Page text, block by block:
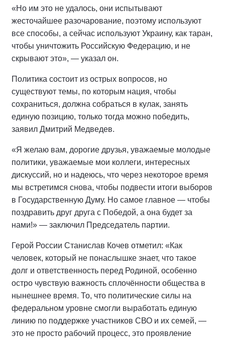
«Но им это не удалось, они испытывают
жесточайшее разочарование, поэтому используют
все способы, а сейчас используют Украину, как таран,
чтобы уничтожить Российскую Федерацию, и не
скрывают это», — указал он.
Политика состоит из острых вопросов, но
существуют темы, по которым нация, чтобы
сохраниться, должна собраться в кулак, занять
единую позицию, только тогда можно победить,
заявил Дмитрий Медведев.
«Я желаю вам, дорогие друзья, уважаемые молодые
политики, уважаемые мои коллеги, интересных
дискуссий, но и надеюсь, что через некоторое время
мы встретимся снова, чтобы подвести итоги выборов
в Государственную Думу. Но самое главное — чтобы
поздравить друг друга с Победой, а она будет за
нами!» — заключил Председатель партии.
Герой России Станислав Кочев отметил: «Как
человек, который не понаслышке знает, что такое
долг и ответственность перед Родиной, особенно
остро чувствую важность сплочённости общества в
нынешнее время. То, что политические силы на
федеральном уровне смогли выработать единую
линию по поддержке участников СВО и их семей, —
это не просто рабочий процесс, это проявление